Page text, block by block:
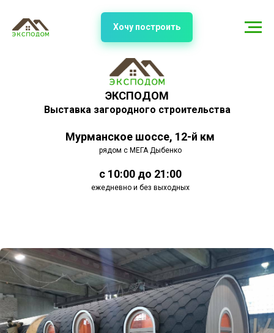
ЭКСПОДОМ
Выставка загородного строительства
Мурманское шоссе, 12-й км
рядом с МЕГА Дыбенко
с 10:00 до 21:00
ежедневно и без выходных
Хочу построить